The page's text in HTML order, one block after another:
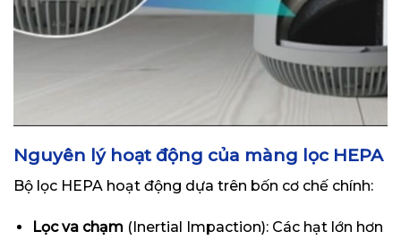
Nguyên lý hoạt động của màng lọc HEPA
Bộ lọc HEPA hoạt động dựa trên bốn cơ chế chính:
Lọc va chạm(Inertial Impaction): Các hạt lớn hơn